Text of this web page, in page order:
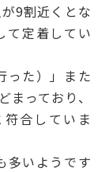
9割近くとな
て定着してい
った）」また
っており、
合していま
多いようです